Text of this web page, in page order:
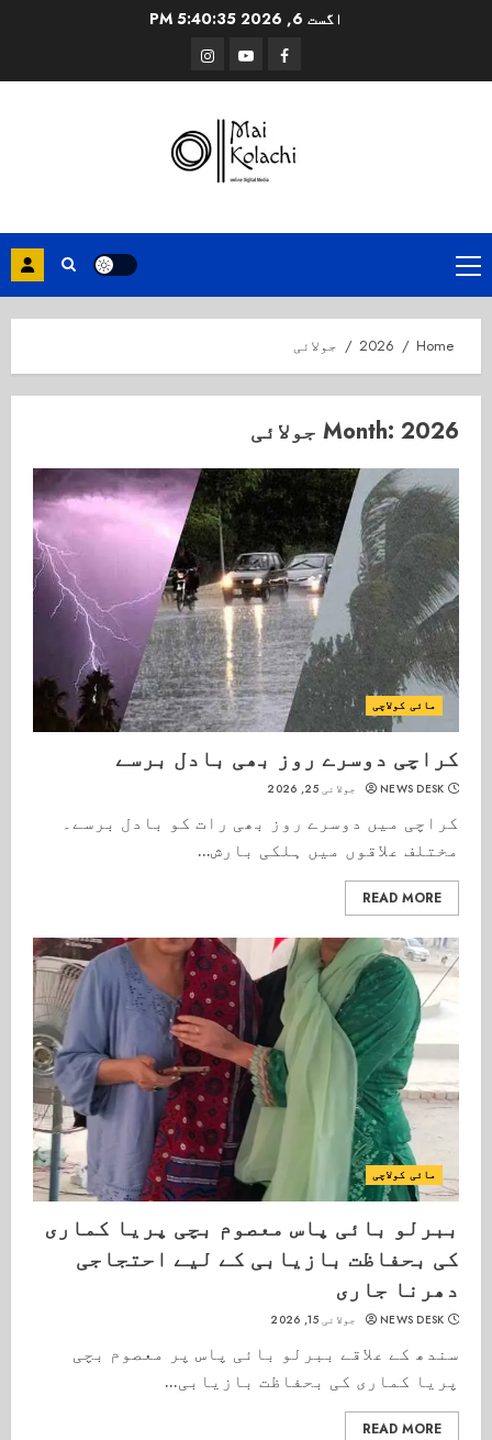
اگست 6, 2026 5:40:36 PM
Facebook
Youtube
Instagram
Primary
Menu
Home
2026 جولائی
Month: 2026 جولائی
مائی کولاچی
کراچی دوسرے روز بھی بادل برسے
NEWS DESK جولائی 25, 2026
کراچی میں دوسرے روز بھی رات کو بادل برسے۔
مختلف علاقوں میں ہلکی بارش...
READ MORE
مائی کولاچی
ببرلو بائی پاس معصوم بچی پریا کماری
کی بحفاظت بازیابی کے لیے احتجاجی
دھرنا جاری
NEWS DESK جولائی 15, 2026
سندھ کے علاقے ببرلو بائی پاس پر معصوم بچی
پریا کماری کی بحفاظت بازیابی...
READ MORE